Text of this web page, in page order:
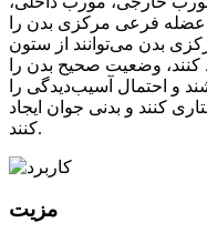
فرعی مرکزی بدن را
بدن می‌توانند از ستون
وضعیت صحیح بدن را
و احتمال آسیب‌دیدگی را
کنند و بدنی جوان ایجاد
کنند.
مزیت